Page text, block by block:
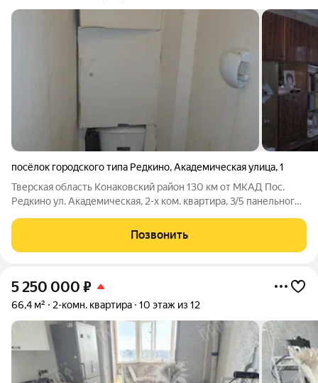
посёлок городского типа Редкино,Академическая улица,1
Тверская область Конаковский район 130 км от МКАД Пос.
Редкино ул. Академическая, 2-х ком. квартира, 3/5 панельного
с/у раздельный. Квартира не угловая, теплая, есть балкон,
пластиковые
Позвонить
5 250 000 ₽
66,4 м² 2-комн. квартира 10 этаж из 12